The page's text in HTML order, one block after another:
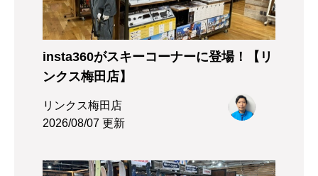
insta360がスキーコーナーに登場！【リ
ンクス梅田店】
リンクス梅田店
2026/08/07 更新